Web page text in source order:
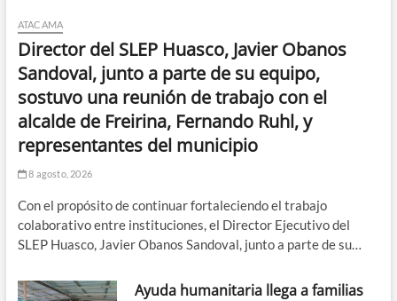
ATACAMA
Director del SLEP Huasco, Javier Obanos
Sandoval, junto a parte de su equipo,
sostuvo una reunión de trabajo con el
alcalde de Freirina, Fernando Ruhl, y
representantes del municipio
8 agosto, 2026
Con el propósito de continuar fortaleciendo el trabajo
colaborativo entre instituciones, el Director Ejecutivo del
SLEP Huasco, Javier Obanos Sandoval, junto a parte de su…
Ayuda humanitaria llega a familias